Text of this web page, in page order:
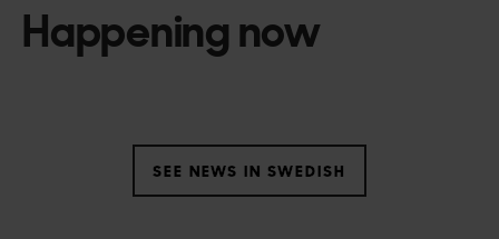
Happening now
SEE NEWS IN SWEDISH